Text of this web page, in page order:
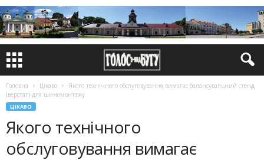
Головна Цікаво
Якого технічного обслуговування вимагає балансувальний стенд
(верстат) для шиномонтажу
ЦІКАВО
Якого технічного
обслуговування вимагає